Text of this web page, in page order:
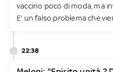
vaccino poco di moda, ma
E' un falso problema che
22:38